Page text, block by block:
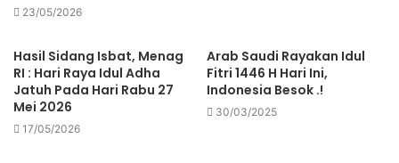
23/05/2026
Hasil Sidang Isbat, Menag
RI : Hari Raya Idul Adha
Jatuh Pada Hari Rabu 27
Mei 2026
17/05/2026
Arab Saudi Rayakan Idul
Fitri 1446 H Hari Ini,
Indonesia Besok .!
30/03/2025